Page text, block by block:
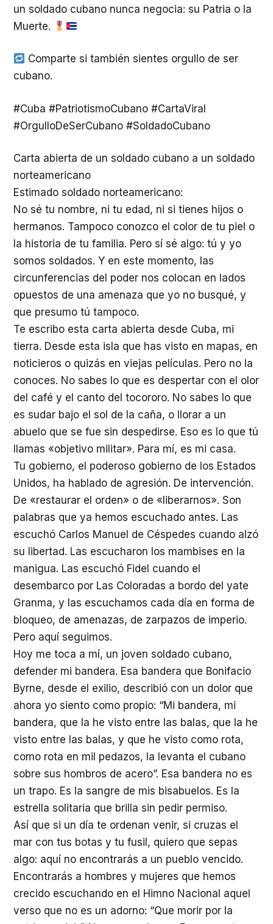
un soldado cubano nunca negocia: su Patria o la
Muerte.
Comparte si también sientes orgullo de ser
cubano.
#Cuba #PatriotismoCubano #CartaViral
#OrgulloDeSerCubano #SoldadoCubano
Carta abierta de un soldado cubano a un soldado
norteamericano
Estimado soldado norteamericano:
No sé tu nombre, ni tu edad, ni si tienes hijos o
hermanos. Tampoco conozco el color de tu piel o
la historia de tu familia. Pero sí sé algo: tú y yo
somos soldados. Y en este momento, las
circunferencias del poder nos colocan en lados
opuestos de una amenaza que yo no busqué, y
que presumo tú tampoco.
Te escribo esta carta abierta desde Cuba, mi
tierra. Desde esta isla que has visto en mapas, en
noticieros o quizás en viejas películas. Pero no la
conoces. No sabes lo que es despertar con el olor
del café y el canto del tocororo. No sabes lo que
es sudar bajo el sol de la caña, o llorar a un
abuelo que se fue sin despedirse. Eso es lo que tú
llamas «objetivo militar». Para mí, es mi casa.
Tu gobierno, el poderoso gobierno de los Estados
Unidos, ha hablado de agresión. De intervención.
De «restaurar el orden» o de «liberarnos». Son
palabras que ya hemos escuchado antes. Las
escuchó Carlos Manuel de Céspedes cuando alzó
su libertad. Las escucharon los mambises en la
manigua. Las escuchó Fidel cuando el
desembarco por Las Coloradas a bordo del yate
Granma, y las escuchamos cada día en forma de
bloqueo, de amenazas, de zarpazos de imperio.
Pero aquí seguimos.
Hoy me toca a mí, un joven soldado cubano,
defender mi bandera. Esa bandera que Bonifacio
Byrne, desde el exilio, describió con un dolor que
ahora yo siento como propio: “Mi bandera, mi
bandera, que la he visto entre las balas, que la he
visto entre las balas, y que he visto como rota,
como rota en mil pedazos, la levanta el cubano
sobre sus hombros de acero”. Esa bandera no es
un trapo. Es la sangre de mis bisabuelos. Es la
estrella solitaria que brilla sin pedir permiso.
Así que si un día te ordenan venir, si cruzas el
mar con tus botas y tu fusil, quiero que sepas
algo: aquí no encontrarás a un pueblo vencido.
Encontrarás a hombres y mujeres que hemos
crecido escuchando en el Himno Nacional aquel
verso que no es un adorno: “Que morir por la